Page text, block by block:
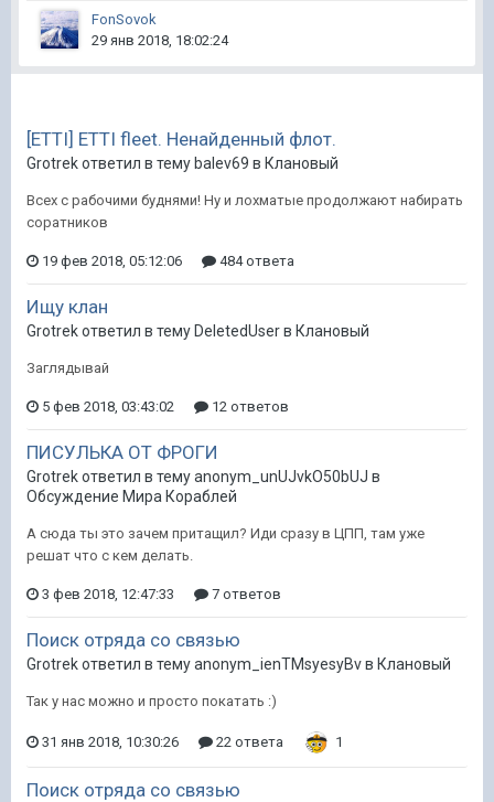
FonSovok
29 янв 2018, 18:02:24
[ETTI] ETTI fleet. Ненайденный флот.
Grotrek ответил в тему balev69 в Клановый
Всех с рабочими буднями! Ну и лохматые продолжают набирать
соратников
19 фев 2018, 05:12:06 484 ответа
Ищу клан
Grotrek ответил в тему DeletedUser в Клановый
Заглядывай
5 фев 2018, 03:43:02 12 ответов
ПИСУЛЬКА ОТ ФРОГИ
Grotrek ответил в тему anonym_unUJvkO50bUJ в
Обсуждение Мира Кораблей
А сюда ты это зачем притащил? Иди сразу в ЦПП, там уже
решат что с кем делать.
3 фев 2018, 12:47:33 7 ответов
Поиск отряда со связью
Grotrek ответил в тему anonym_ienTMsyesyBv в Клановый
Так у нас можно и просто покатать :)
31 янв 2018, 10:30:26 22 ответа 1
Поиск отряда со связью